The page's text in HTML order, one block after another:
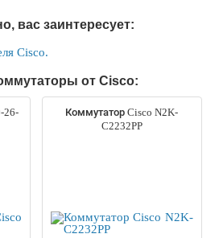
вас заинтересует:
Cisco.
от Cisco:
26-
Коммутатор Cisco N2K-
C2232PP